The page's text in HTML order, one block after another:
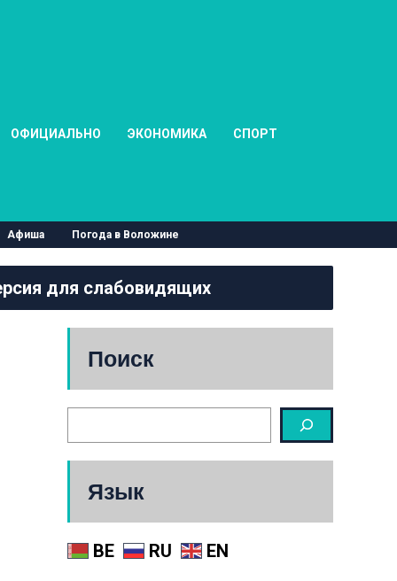
ОФИЦИАЛЬНО ЭКОНОМИКА СПОРТ
Афиша Погода в Воложине
для слабовидящих
Поиск
Язык
BE RU EN